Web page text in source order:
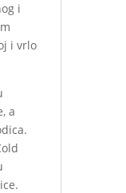
i
i vrlo
a